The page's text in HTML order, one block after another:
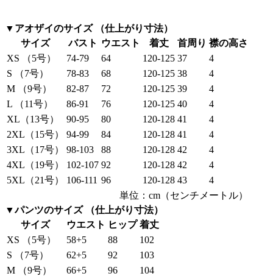
▼アオザイのサイズ （仕上がり寸法）
サイズ
バスト ウエスト 着丈 首周り 襟の高さ
XS （5号）
74-79 64 120-125 37
4
S （7号）
78-83 68 120-125 38
4
M （9号）
82-87 72 120-125 39
4
L （11号）
86-91 76 120-125 40
4
XL（13号）
90-95 80 120-128 41
4
2XL（15号）
94-99 84 120-128 41
4
3XL（17号）
98-103 88 120-128 42
4
4XL（19号）
102-107 92 120-128 42
4
5XL（21号）
106-111 96 120-128 43
4
単位：cm（センチメートル）
▼パンツのサイズ （仕上がり寸法）
サイズ
ウエスト ヒップ 着丈
XS （5号）
58+5 88
102
S （7号）
62+5 92
103
M （9号）
66+5 96
104